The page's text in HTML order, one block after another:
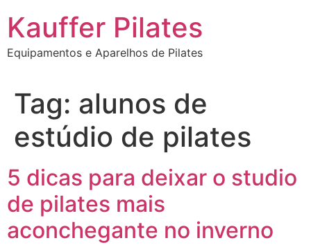
para
conteúdo
Kauffer Pilates
Equipamentos e Aparelhos de Pilates
Tag: alunos de
estúdio de pilates
5 dicas para deixar o studio
de pilates mais
aconchegante no inverno